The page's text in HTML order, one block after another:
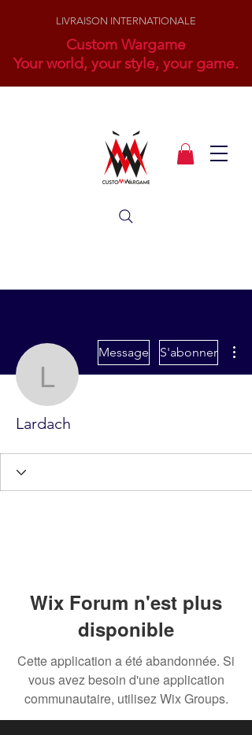
LIVRAISON INTERNATIONALE
Custom Wargame
Your world, your style, your game.
Lardach
Message S'abonner
Lardach
Wix Forum n'est plus
disponible
Cette application a été abandonnée. Si
vous avez besoin d'une application
communautaire, utilisez Wix Groups.